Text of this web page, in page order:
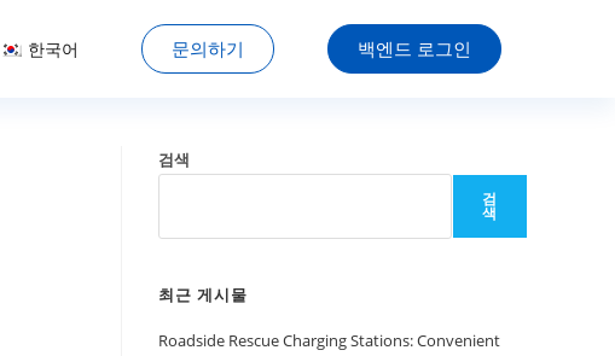
한국어 문의하기 백엔드 로그인
검색
검
색
최근 게시물
Roadside Rescue Charging Stations: Convenient